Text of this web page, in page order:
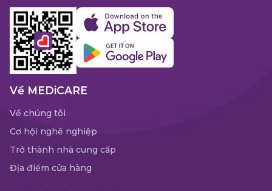
Về MEDiCARE
Về chúng tôi
Cơ hội nghề nghiệp
Trở thành nhà cung cấp
Địa điểm cửa hàng